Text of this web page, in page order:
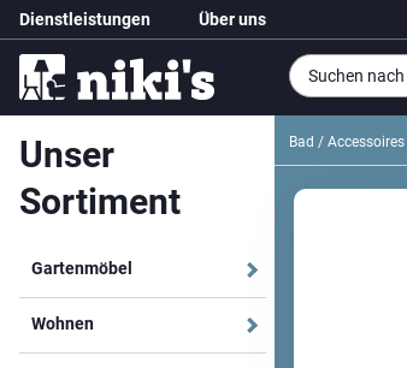
Dienstleistungen Über uns
Unser
Sortiment
Gartenmöbel
Wohnen
Bad / Accessoires